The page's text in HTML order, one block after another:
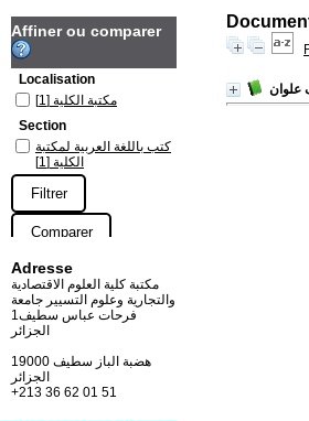
علوان
Affiner ou comparer
Localisation
مكتبة الكلية [1]
Section
كتب باللغة العربية لمكتبة
الكلية [1]
Adresse
مكتبة كلية العلوم الاقتصادية
والتجارية وعلوم التسيير جامعة
فرحات عباس سطيف1
الجزائر
19000 هضبة الباز سطيف
+213 36 62 01 51